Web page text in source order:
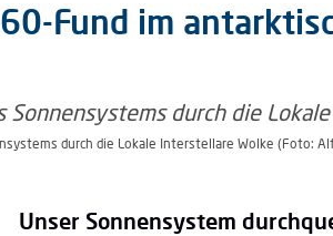
Fund im
durch die Lokale Interstellare Wolke (Foto:
Unser Sonnensystem